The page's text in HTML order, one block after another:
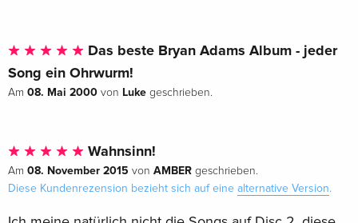
Das beste Bryan Adams Album - jeder
Song ein Ohrwurm!
Am 08. Mai 2000 von Luke geschrieben.
Wahnsinn!
Am 08. November 2015 von AMBER geschrieben.
Diese Kundenrezension bezieht sich auf eine alternative Version.